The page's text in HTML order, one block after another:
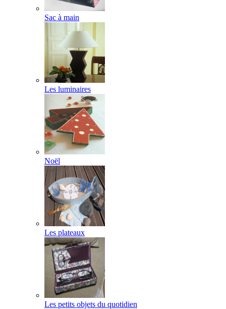
Sac à main
Les luminaires
Noël
Les plateaux
Les petits objets du quotidien